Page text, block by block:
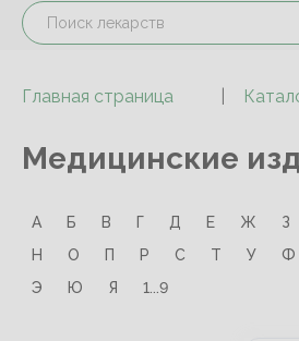
Главная страница
Медицинские
А Б В Г Д Е Ж З
Н
О П Р С Т У Ф
Э
Ю Я 1...9